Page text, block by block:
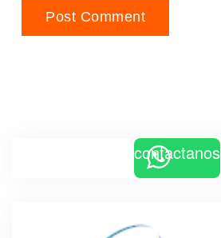
contactanos